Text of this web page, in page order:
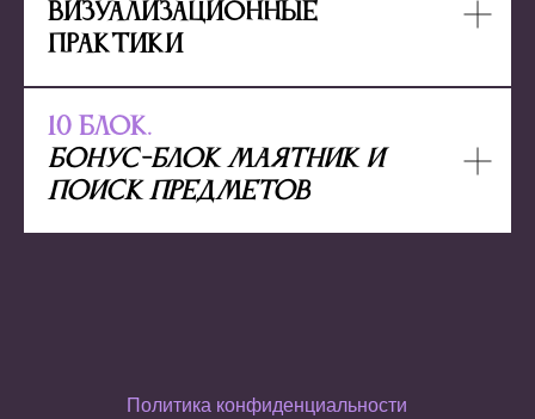
Визуализационные
практики
10 блок.
Бонус-блок Маятник и
поиск предметов
Политика конфиденциальности